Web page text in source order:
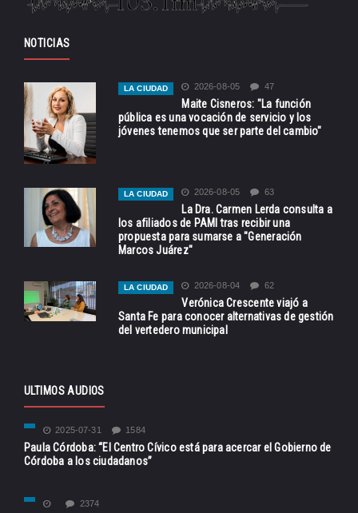
NOTICIAS
LA CIUDAD 2026-08-05 47
Maite Cisneros: "La función
pública es una vocación de servicio y los
jóvenes tenemos que ser parte del cambio"
LA CIUDAD 2026-08-05 63
La Dra. Carmen Lerda consulta a
los afiliados de PAMI tras recibir una
propuesta para sumarse a "Generación
Marcos Juárez"
LA CIUDAD 2026-08-04 62
Verónica Crescente viajó a
Santa Fe para conocer alternativas de gestión
del vertedero municipal
ULTIMOS AUDIOS
2025-07-31 1584
Paula Córdoba: “El Centro Cívico está para acercar el Gobierno de
Córdoba a los ciudadanos”
2374